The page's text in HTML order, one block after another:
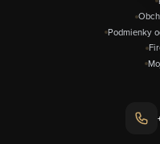
Podmienky